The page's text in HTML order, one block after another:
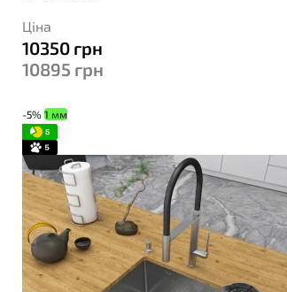
Ціна
10350 грн
10895 грн
-5% 1 мм